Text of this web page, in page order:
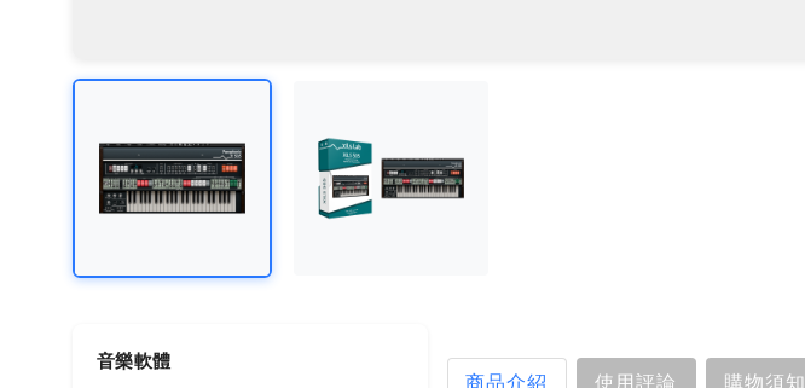
音樂軟體
商品介紹 使用評論 購物須知